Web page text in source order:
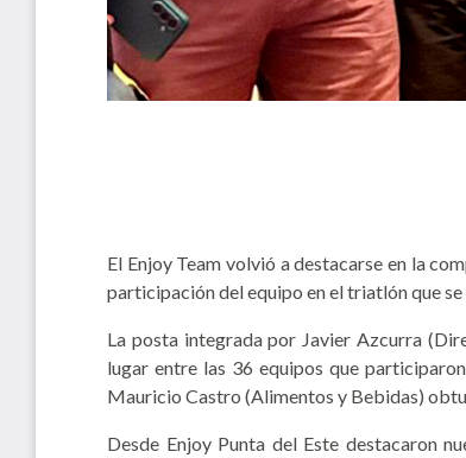
El Enjoy Team volvió a destacarse en la
participación del equipo en el triatlón que se
La posta integrada por Javier Azcurra
lugar entre las 36 equipos que
Mauricio Castro (Alimentos y Bebidas)
Desde Enjoy Punta del Este destacaron